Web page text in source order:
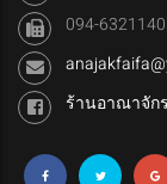
094-6321140
ร้านอาณาจัก